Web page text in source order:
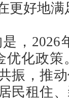
更好地
，2026
优化政
振，推
民租住